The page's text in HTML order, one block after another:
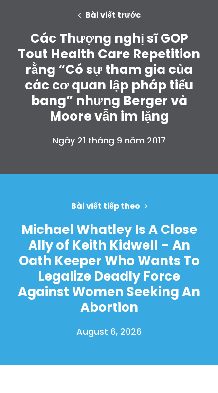
Bài viết trước
Các Thượng nghị sĩ GOP
Tout Health Care Repetition
rằng “Có sự tham gia của
các cơ quan lập pháp tiểu
bang” nhưng Berger và
Moore vẫn im lặng
Ngày 21 tháng 9 năm 2017
Bài viết tiếp theo
Michael Whatley Is A Close
Ally of Keith Kidwell – An
Oath Keeper Who Wants To
Legalize Deadly Force
Against Women Seeking An
Abortion
August 6, 2026